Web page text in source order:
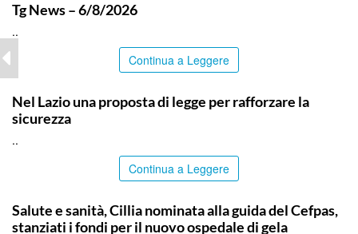
Tg News – 6/8/2026
..
Continua a Leggere
ITALPRESS
Nel Lazio una proposta di legge per rafforzare la
sicurezza
..
Continua a Leggere
Salute e sanità, Cillia nominata alla guida del Cefpas,
stanziati i fondi per il nuovo ospedale di gela